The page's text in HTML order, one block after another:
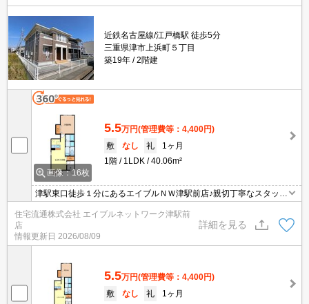
近鉄名古屋線/江戸橋駅 徒歩5分
三重県津市上浜町５丁目
築19年
2階建
画像：16枚
5.5万円(管理費等：4,400円)
敷
なし 礼
1ヶ月
1階
1LDK 40.06m²
津駅東口徒歩１分にあるエイブルＮＷ津駅前店♪親切丁寧なスタッフ
がお客様にあったお部屋探しをしてくれます＊。お部屋探しが初め
て！と言う方も、何度もしてるよ♪と言う方も、是非一度足を運んで
住宅流通株式会社 エイブルネットワーク津駅前
店
情報更新日 2026/08/09
詳細を見る
5.5万円(管理費等：4,400円)
敷
なし 礼
1ヶ月